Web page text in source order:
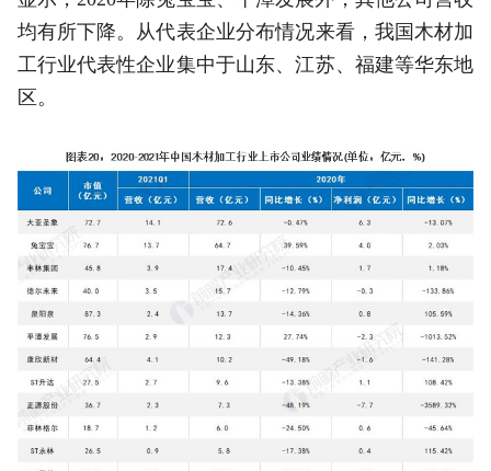
均有所下降。从代表企业分布情况来看，我国木材加
工行业代表性企业集中于山东、江苏、福建等华东地
区。